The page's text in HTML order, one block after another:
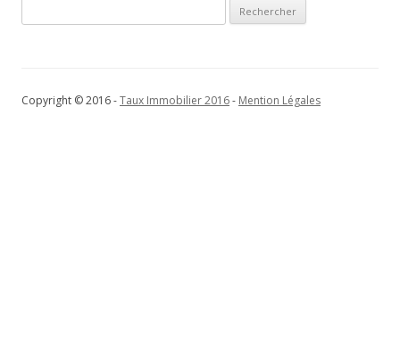
Copyright © 2016 -Taux Immobilier 2016- Mention Légales